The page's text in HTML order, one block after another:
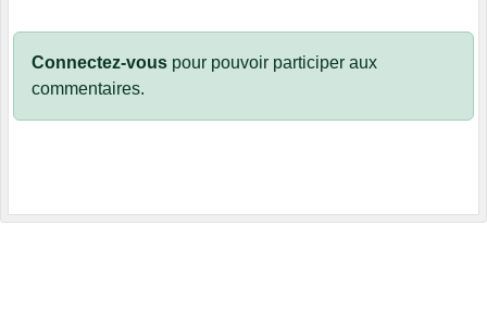
Connectez-vous pour pouvoir participer aux
commentaires.